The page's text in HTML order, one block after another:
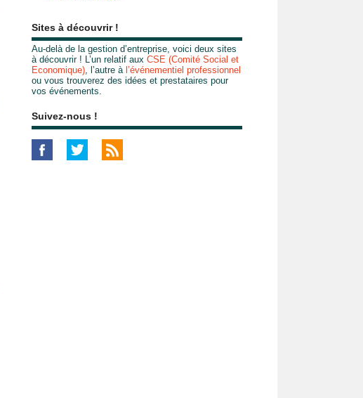
Sites à découvrir !
Au-delà de la gestion d’entreprise, voici deux sites
à découvrir ! L’un relatif aux CSE (Comité Social et
Economique), l’autre à l’événementiel professionnel
ou vous trouverez des idées et prestataires pour
vos événements.
Suivez-nous !